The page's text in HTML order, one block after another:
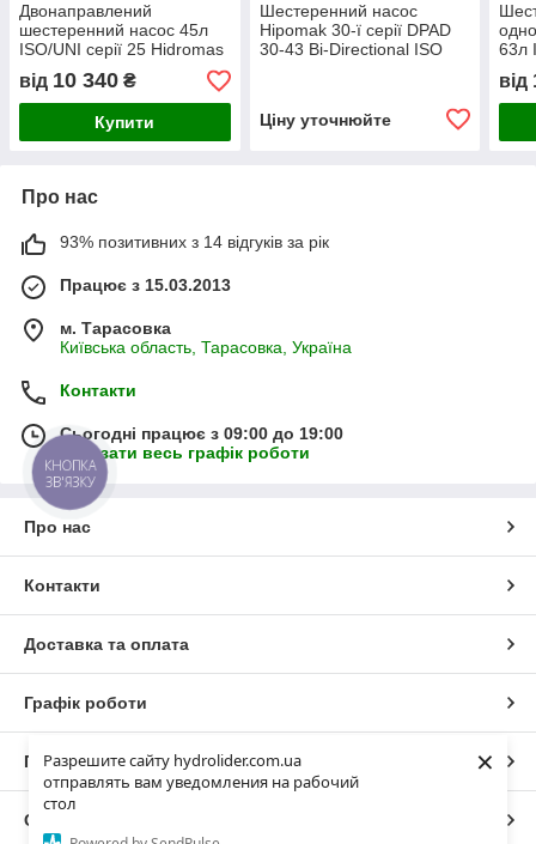
Разрешите сайту hydrolider.com.ua
отправлять вам уведомления на рабочий
стол
×
Двонаправлений
шестеренний насос 45л
ISO/UNI серії 25 Hidromas
від 10 340 ₴
Купити
Шестеренний насос
Hipomak 30-ї серії DPAD
30-43 Bi-Directional ISO
Ціну уточнюйте
63л
від
Про нас
93% позитивних з 14 відгуків за рік
Працює з 15.03.2013
м. Тарасовка
Київська область, Тарасовка, Україна
Контакти
Сьогодні працює з 09:00 до 19:00
Показати весь графік роботи
Про нас
Контакти
Доставка та оплата
Графік роботи
Повна версія сайту
Сайт створено на маркетплейсі
КНОПКА
ЗВ'ЯЗКУ